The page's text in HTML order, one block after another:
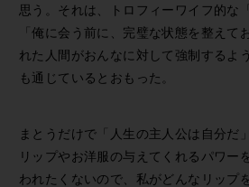
思う。それは、トロフィーワイフ的な
「俺に会う前に、完璧な状態を整えて
れた人間がおんなに対して強制するよ
も通じているとおもった。
まとうだけで「人生の主人公は自分だ
リップやお洋服の与えてくれるパワー
われたくないので、私がどんなリップ